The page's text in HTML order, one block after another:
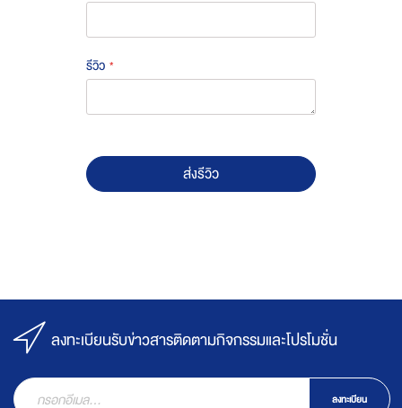
รีวิว
ส่งรีวิว
ลงทะเบียนรับข่าวสารติดตามกิจกรรมและโปรโมชั่น
ลงทะเบียน